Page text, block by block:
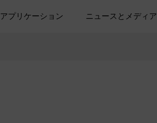
アプリケーション ニュースとメディア